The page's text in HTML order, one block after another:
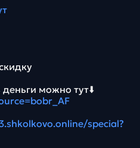
деньги можно тут⬇️
special?